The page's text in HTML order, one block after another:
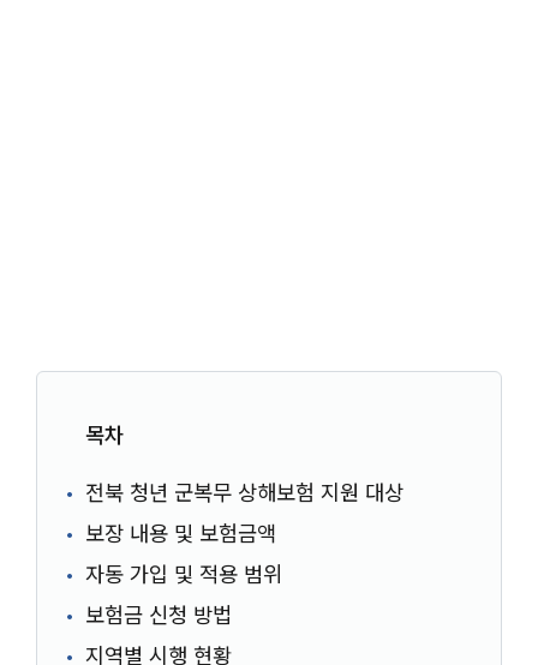
목차
전북 청년 군복무 상해보험 지원 대상
보장 내용 및 보험금액
자동 가입 및 적용 범위
보험금 신청 방법
지역별 시행 현황